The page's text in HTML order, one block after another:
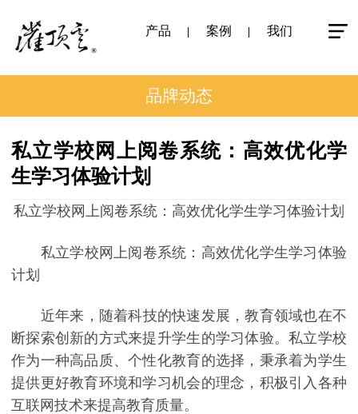
产品 案例 我们
品牌动态
私立学校网上阅卷系统：高效优化学
生学习体验计划
私立学校网上阅卷系统：高效优化学生学习体验计划
私立学校网上阅卷系统：高效优化学生学习体验
计划
近年来，随着科技的快速发展，教育领域也在不
断探索创新的方式来提升学生的学习体验。私立学校
作为一种高品质、个性化教育的选择，秉承着为学生
提供更好教育环境和学习机会的理念，积极引入各种
互联网技术来提高教育质量。